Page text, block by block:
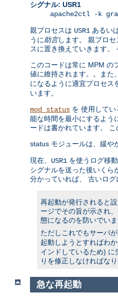
シグナル: USR1
apache2ctl -k
親プロセスは USR1 あるい
うに助言します。 親プロ
スに置き換えていきます。
このコードは常に MPM の
値に維持されます。。また
になるように適宜プロセス
います。
mod_status を 使用してい
能な時間を最小にするよう
ードは書かれています。
status モジュールは、緩や
現在、 USR1 を使うログ移
シグナルを送った後いくら
分かっていれば、 古いログ
再起動が発行されると
ージでその旨が示され
態になるのを防いでいま
ただしこれでもサーバ
起動しようとすればわ
インドしているため)
りを修正しなければなり
急な再起動